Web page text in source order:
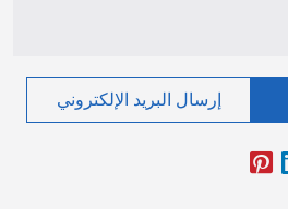
إرسال البريد الإلكتروني